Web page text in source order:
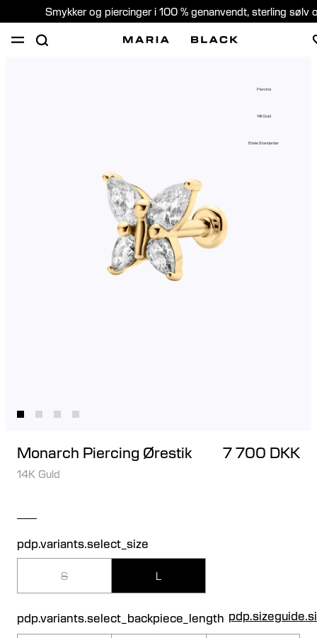
Smykker og piercinger i 100 % genanvendt, sterling sølv
Piercing
14K Guld
Etiske Standarder
Monarch Piercing Ørestik 7 700 DKK
14K Guld
pdp.variants.select_size
S L
pdp.variants.select_backpiece_length